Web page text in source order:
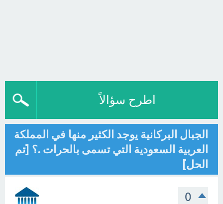
اطرح سؤالاً
الجبال البركانية يوجد الكثير منها في المملكة
العربية السعودية التي تسمى بالحرات .؟ [تم
الحل]
0